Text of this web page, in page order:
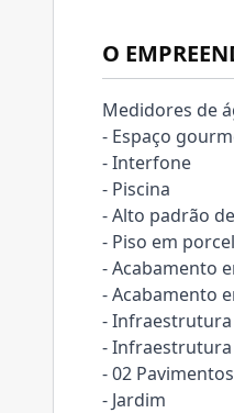
O
Medidores de
- Espaço
- Interfone
- Piscina
- Alto padrão
- Piso em
- Acabamento
- Acabamento
- Infraestrutura
-
- 02 Pavimentos
- Jardim